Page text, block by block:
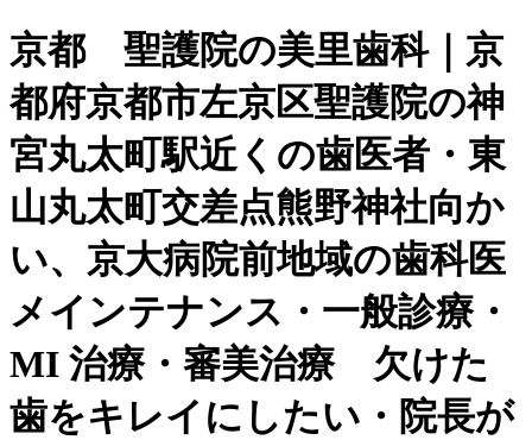
京都 聖護院の美里歯科｜京
都府京都市左京区聖護院の神
宮丸太町駅近くの歯医者・東
山丸太町交差点熊野神社向か
い、京大病院前地域の歯科医
メインテナンス・一般診療・
MI 治療・審美治療 欠けた
歯をキレイにしたい・院長が